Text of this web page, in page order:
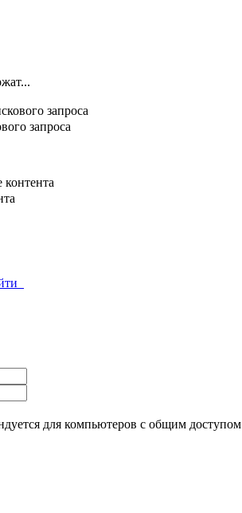
запроса
запроса
для компьютеров с общим доступом